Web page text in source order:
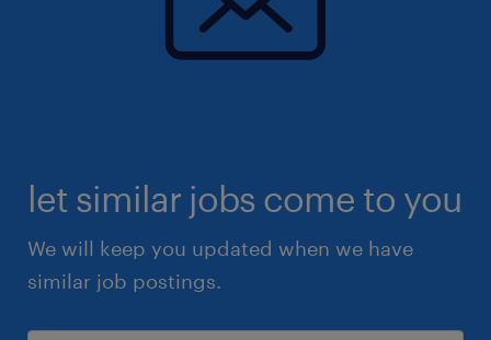
let similar jobs come to you
We will keep you updated when we have
similar job postings.